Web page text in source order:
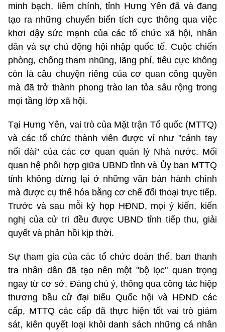
minh bạch, liêm chính, tỉnh Hưng Yên đã và đang
tạo ra những chuyển biến tích cực thông qua việc
khơi dậy sức mạnh của các tổ chức xã hội, nhân
dân và sự chủ động hội nhập quốc tế. Cuộc chiến
phòng, chống tham nhũng, lãng phí, tiêu cực không
còn là câu chuyện riêng của cơ quan công quyền
mà đã trở thành phong trào lan tỏa sâu rộng trong
mọi tầng lớp xã hội.
Tại Hưng Yên, vai trò của Mặt trận Tổ quốc (MTTQ)
và các tổ chức thành viên được ví như "cánh tay
nối dài" của các cơ quan quản lý Nhà nước. Mối
quan hệ phối hợp giữa UBND tỉnh và Ủy ban MTTQ
tỉnh không dừng lại ở những văn bản hành chính
mà được cụ thể hóa bằng cơ chế đối thoại trực tiếp.
Trước và sau mỗi kỳ họp HĐND, mọi ý kiến, kiến
nghị của cử tri đều được UBND tỉnh tiếp thu, giải
quyết và phản hồi kịp thời.
Sự tham gia của các tổ chức đoàn thể, ban thanh
tra nhân dân đã tạo nên một "bộ lọc" quan trọng
ngay từ cơ sở. Đáng chú ý, thông qua công tác hiệp
thương bầu cử đại biểu Quốc hội và HĐND các
cấp, MTTQ các cấp đã thực hiện tốt vai trò giám
sát, kiên quyết loại khỏi danh sách những cá nhân